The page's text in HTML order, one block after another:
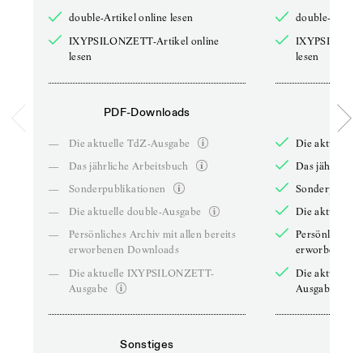
double-Artikel online lesen
IXYPSILONZETT-Artikel online
lesen
PDF-Downloads
—
Die aktuelle TdZ-Ausgabe
—
Das jährliche Arbeitsbuch
—
Sonderpublikationen
—
Die aktuelle double-Ausgabe
—
Persönliches Archiv mit allen bereits
erworbenen Downloads
—
Die aktuelle IXYPSILONZETT-
Ausgabe
Sonstiges
double-
lesen
Die aktuelle
Das jährliche
Die aktuelle
Persönliches
erworbenen
Die aktuelle
Ausgabe